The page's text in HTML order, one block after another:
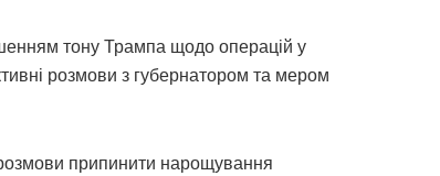
тону Трампа щодо операцій у
розмови з губернатором та мером
припинити нарощування